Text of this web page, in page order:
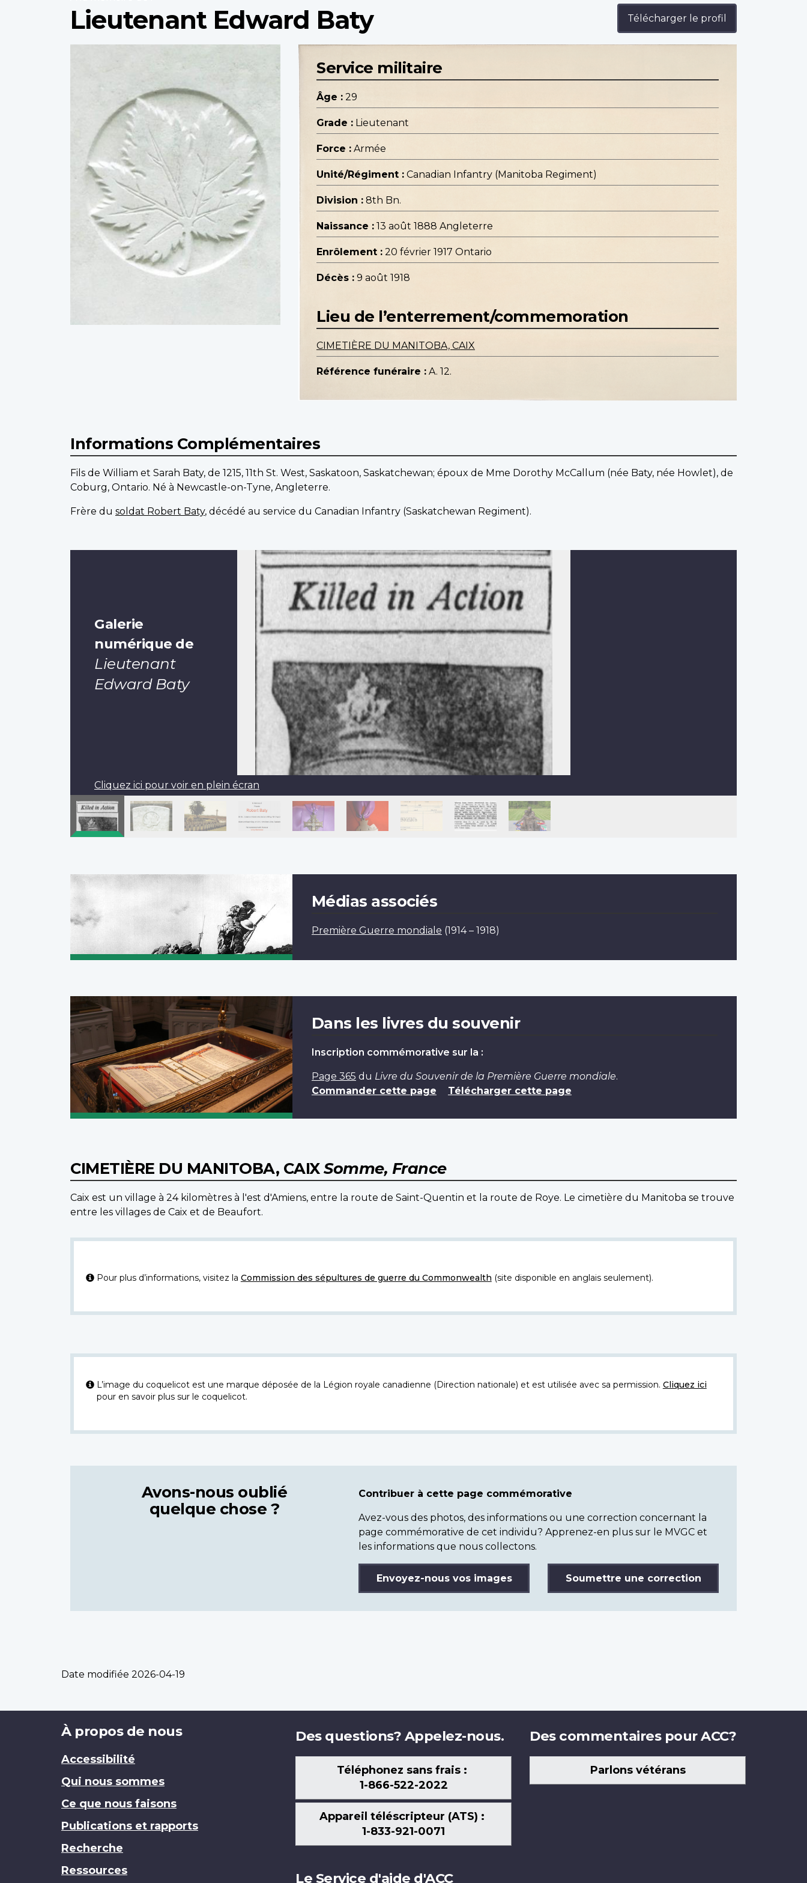
Lieutenant Edward Baty Télécharger le profil
Service militaire
Âge : 29
Grade : Lieutenant
Force : Armée
Unité/Régiment : Canadian Infantry (Manitoba Regiment)
Division : 8th Bn.
Naissance : 13 août 1888 Angleterre
Enrôlement : 20 février 1917 Ontario
Décès : 9 août 1918
Lieu de l’enterrement/commemoration
CIMETIÈRE DU MANITOBA, CAIX
Référence funéraire : A. 12.
Informations Complémentaires
Fils de William et Sarah Baty, de 1215, 11th St. West, Saskatoon, Saskatchewan; époux de Mme Dorothy McCallum (née Baty, née Howlet), de
Coburg, Ontario. Né à Newcastle-on-Tyne, Angleterre.
Frère du soldat Robert Baty, décédé au service du Canadian Infantry (Saskatchewan Regiment).
Galerie
numérique de
Lieutenant
Edward Baty
Cliquez ici pour voir en plein écran
Médias associés
Première Guerre mondiale (1914 – 1918)
Dans les livres du souvenir
Inscription commémorative sur la :
Page 365 du Livre du Souvenir de la Première Guerre mondiale.
Commander cette page
Télécharger cette page
CIMETIÈRE DU MANITOBA, CAIXSomme, France
Caix est un village à 24 kilomètres à l'est d'Amiens, entre la route de Saint-Quentin et la route de Roye. Le cimetière du Manitoba se trouve
entre les villages de Caix et de Beaufort.
Pour plus d’informations, visitez la Commission des sépultures de guerre du Commonwealth (site disponible en anglais seulement).
L’image du coquelicot est une marque déposée de la Légion royale canadienne (Direction nationale) et est utilisée avec sa permission. Cliquez ici
pour en savoir plus sur le coquelicot.
Avons-nous oublié
quelque chose ?
Contribuer à cette page commémorative
Avez-vous des photos, des informations ou une correction concernant la
page commémorative de cet individu? Apprenez-en plus sur le MVGC et
les informations que nous collectons.
Envoyez-nous vos images Soumettre une correction
Date modifiée 2026-04-19
Brand
À propos de nous
Accessibilité
Qui nous sommes
Ce que nous faisons
Publications et rapports
Recherche
Ressources
Des questions? Appelez-nous.
Téléphonez sans frais :
1-866-522-2022
Appareil téléscripteur (ATS) :
1-833-921-0071
Des commentaires pour ACC?
Parlons vétérans
Le Service d'aide d'ACC